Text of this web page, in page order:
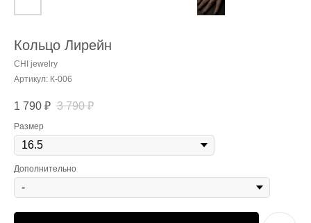
Кольцо Лирейн
CHI jewelry
Артикул: К-006
1 790 ₽ 3 790 ₽
Размер
Дополнительно